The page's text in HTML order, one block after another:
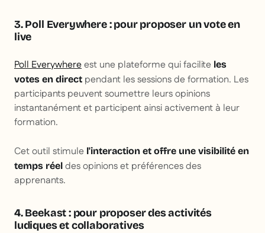
3. Poll Everywhere : pour proposer un vote en
live
Poll Everywhereest une plateforme qui facilite les
votes en direct pendant les sessions de formation. Les
participants peuvent soumettre leurs opinions
instantanément et participent ainsi activement à leur
formation.
Cet outil stimule l'interaction et offre une visibilité en
temps réel des opinions et préférences des
apprenants.
4. Beekast : pour proposer des activités
ludiques et collaboratives